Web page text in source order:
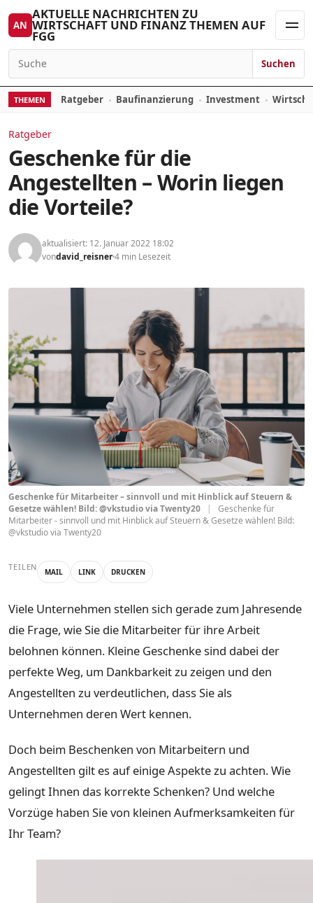
Zum Inhalt springen
AN
AKTUELLE NACHRICHTEN ZU
WIRTSCHAFT UND FINANZ THEMEN AUF
FGG
Suchen nach:
Suchen
THEMEN Ratgeber Baufinanzierung Investment
Ratgeber
Geschenke für die
Angestellten – Worin liegen
die Vorteile?
aktualisiert: 12. Januar 2022 18:02
vondavid_reisner4 min Lesezeit
Geschenke für Mitarbeiter – sinnvoll und mit Hinblick auf Steuern &
Gesetze wählen! Bild: @vkstudio via Twenty20
|
Geschenke für
Mitarbeiter - sinnvoll und mit Hinblick auf Steuern & Gesetze wählen! Bild:
@vkstudio via Twenty20
TEILEN MAIL LINK DRUCKEN
Viele Unternehmen stellen sich gerade zum Jahresende
die Frage, wie Sie die Mitarbeiter für ihre Arbeit
belohnen können. Kleine Geschenke sind dabei der
perfekte Weg, um Dankbarkeit zu zeigen und den
Angestellten zu verdeutlichen, dass Sie als
Unternehmen deren Wert kennen.
Doch beim Beschenken von Mitarbeitern und
Angestellten gilt es auf einige Aspekte zu achten. Wie
gelingt Ihnen das korrekte Schenken? Und welche
Vorzüge haben Sie von kleinen Aufmerksamkeiten für
Ihr Team?